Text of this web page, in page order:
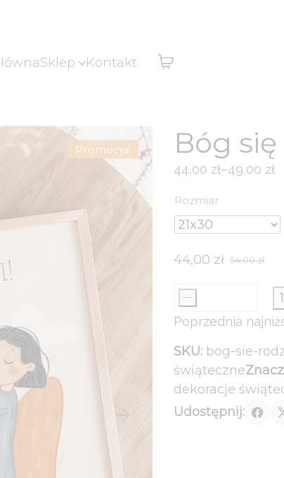
Sklep Kontakt
Promocja! Bóg
44,00 zł–49,00 zł
Zakres
cen:
od
44,00 zł
do
Rozmiar
54,00zł
Pierwotna
cena
wynosiła:
54,00 zł.
44,00 zł
Aktualna
cena
wynosi:
44,00 zł.
ilość
Bóg
się
rodzi
-
z
-
Poprzednia
SKU: bog-sie-
świąteczne
dekoracje
Udostępnij: